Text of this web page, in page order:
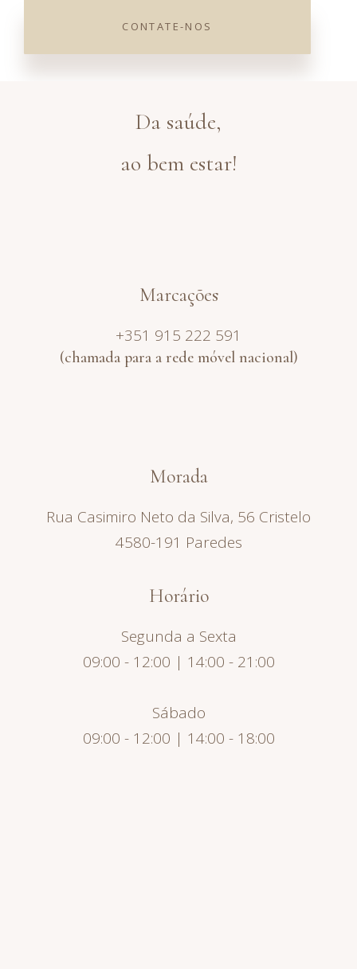
CONTATE-NOS
Da saúde,
ao bem estar!
Marcações
+351 915 222 591
(chamada para a rede móvel nacional)
Morada
Rua Casimiro Neto da Silva, 56 Cristelo
4580-191 Paredes
Horário
Segunda a Sexta
09:00 - 12:00 | 14:00 - 21:00
Sábado
09:00 - 12:00 | 14:00 - 18:00